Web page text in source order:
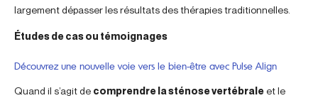
largement dépasser les résultats des thérapies traditionnelles.
Études de cas ou témoignages
Découvrez une nouvelle voie vers le bien-être avec Pulse Align
Quand il s’agit de comprendre la sténose vertébraleet le